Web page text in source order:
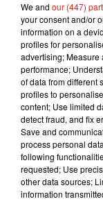
We and our (447)
your consent and/or
information on a
profiles for
advertising; Measure
performance;
of data from different
profiles to
content; Use limited
detect fraud, and fix
Save and
process personal
following
requested; Use
other data sources;
information